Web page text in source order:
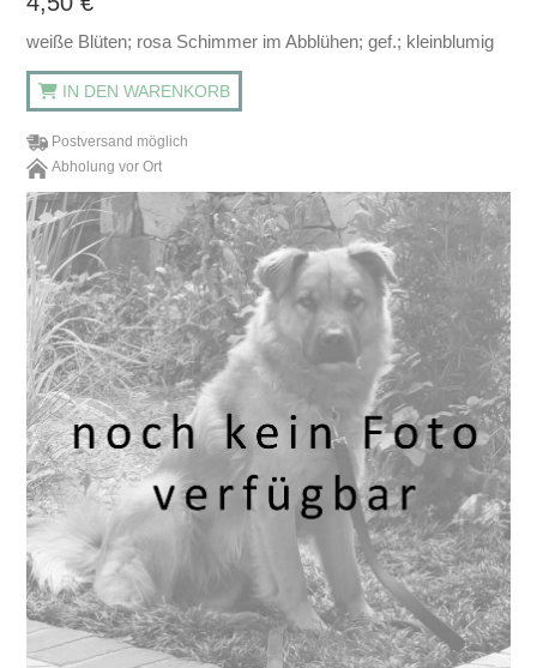
weiße Blüten; rosa Schimmer im Abblühen; gef.; kleinblumig
IN DEN WARENKORB
Postversand möglich
Abholung vor Ort